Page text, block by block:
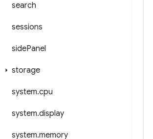
search
sessions
sidePanel
storage
system.cpu
system.display
system.memory